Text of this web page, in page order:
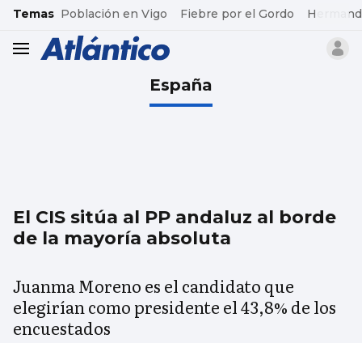
common.go-to-content
Temas Población en Vigo Fiebre por el Gordo
header.menu.open
España
El CIS sitúa al PP andaluz al borde
de la mayoría absoluta
Juanma Moreno es el candidato que
elegirían como presidente el 43,8% de los
encuestados